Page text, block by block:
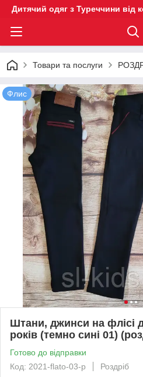
Дитячий одяг з Туреччини від
Товари та послуги
Флис
Штани, джинси на флісі
років (темно сині 01)
Готово до відправки
Код: 2021-flato-03-р
Роздріб